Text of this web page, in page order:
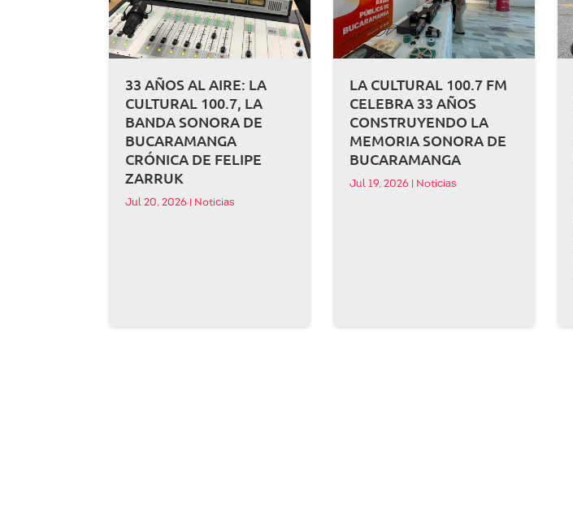
33 AÑOS AL AIRE: LA
CULTURAL 100.7, LA
BANDA SONORA DE
BUCARAMANGA
CRÓNICA DE FELIPE
ZARRUK
Jul 20, 2026 Noticias
LA CULTURAL 100.7 FM
CELEBRA 33 AÑOS
CONSTRUYENDO LA
MEMORIA SONORA DE
BUCARAMANGA
Jul 19, 2026 Noticias